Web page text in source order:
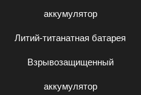
аккумулятор
Литий-титанатная батарея
Взрывозащищенный
аккумулятор